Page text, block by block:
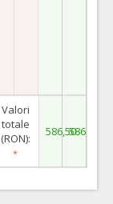
Valori
totale
(RON):
*
586,50586,50